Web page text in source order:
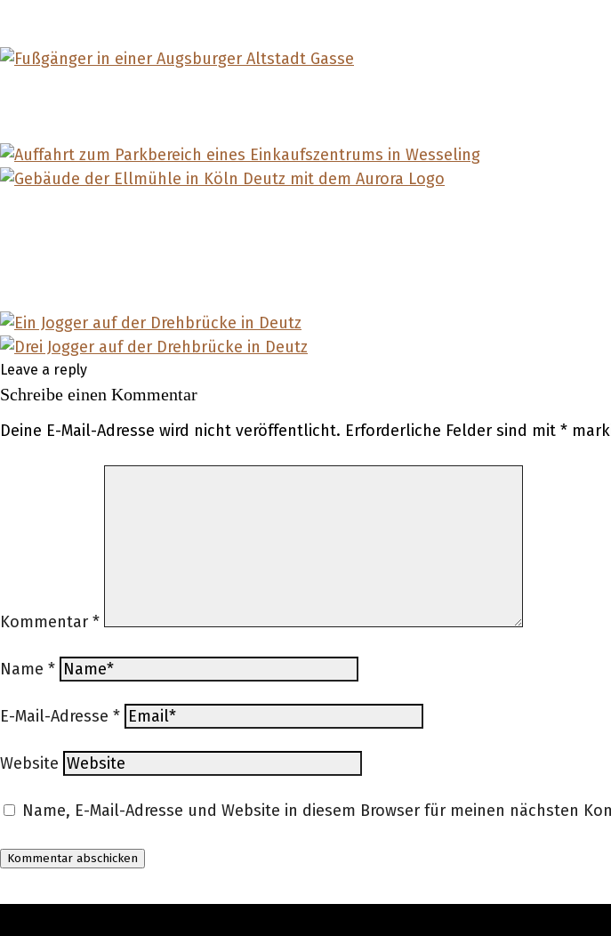
Leave a reply
Schreibe einen Kommentar
Deine E-Mail-Adresse wird nicht veröffentlicht. Erforderliche Felder sind mit *
Kommentar *
Name *
E-Mail-Adresse *
Website
Name, E-Mail-Adresse und Website in diesem Browser für meinen nächsten